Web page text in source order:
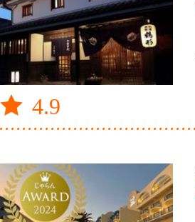
4.9